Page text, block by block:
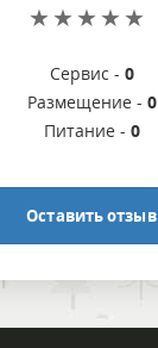
Сервис - 0
Размещение - 0
Питание - 0
Оставить отзыв